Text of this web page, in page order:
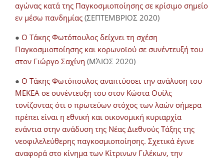
αγώνας κατά της Παγκοσμιοποίησης σε κρίσιμο σημείο
εν μέσω πανδημίας (ΣΕΠΤΕΜΒΡΙΟΣ 2020)
● Ο Τάκης Φωτόπουλος δείχνει τη σχέση
Παγκοσμιοποίησης και κορωνοϊού σε συνέντευξή του
στον Γιώργο Σαχίνη (ΜΆΙΟΣ 2020)
● O Τάκης Φωτόπουλος αναπτύσσει την ανάλυση του
ΜΕΚΕΑ σε συνέντευξη του στον Κώστα Ουίλς
τονίζοντας ότι ο πρωτεύων στόχος των λαών σήμερα
πρέπει είναι η εθνική και οικονομική κυριαρχία
ενάντια στην ανάδυση της Νέας Διεθνούς Τάξης της
νεοφιλελεύθερης παγκοσμιοποίησης. Σχετικά έγινε
αναφορά στο κίνημα των Κίτρινων Γιλέκων, την